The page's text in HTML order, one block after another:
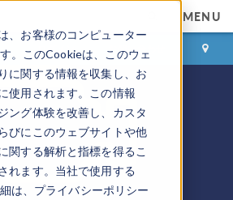
、お客様のコンピューター
。このCookieは、このウェ
に関する情報を収集し、お
使用されます。この情報
ング体験を改善し、カスタ
びにこのウェブサイトや他
関する解析と指標を得るこ
れます。当社で使用する
は、プライバシーポリシー
MENU
ログイン お問い合わせ